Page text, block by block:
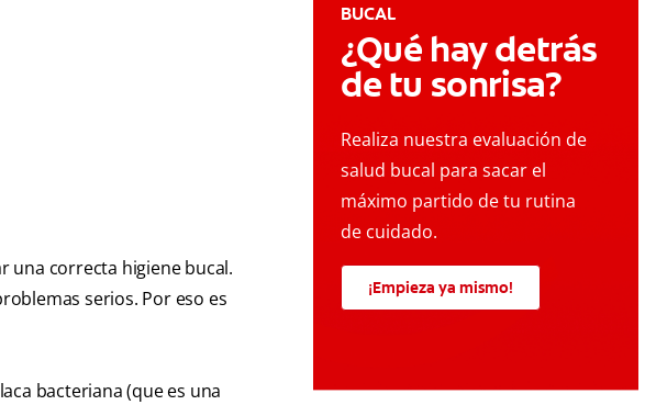
una correcta higiene bucal.
serios. Por eso es
bacteriana (que es una
BUCAL
¿Qué hay detrás
de tu sonrisa?
Realiza nuestra evaluación de
salud bucal para sacar el
máximo partido de tu rutina
de cuidado.
¡Empieza ya mismo!